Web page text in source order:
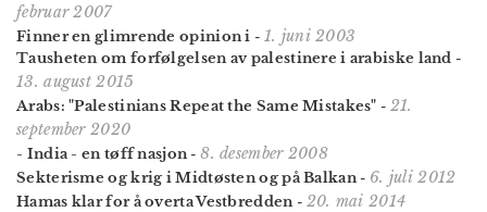
februar 2007
Finner en glimrende opinion i - 1. juni 2003
Tausheten om forfølgelsen av palestinere i arabiske land -
13. august 2015
Arabs: "Palestinians Repeat the Same Mistakes" - 21.
september 2020
- India - en tøff nasjon-8. desember 2008
Sekterisme og krig i Midtøsten og på Balkan- 6. juli 2012
Hamas klar for å overta Vestbredden- 20. mai 2014